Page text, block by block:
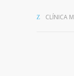
CLÍNICA